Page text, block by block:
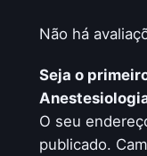
Não há
Seja o
O seu
publicado.